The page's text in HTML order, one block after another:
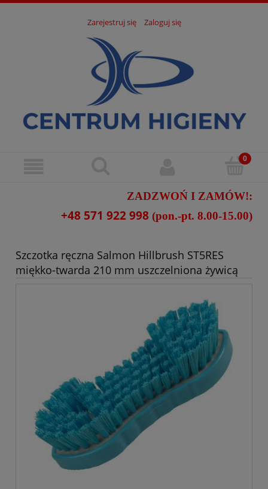
Zarejestruj się Zaloguj się
ZADZWOŃ I ZAMÓW!:
+48 571 922 998 (pon.-pt. 8.00-15.00)
Szczotka ręczna Salmon Hillbrush ST5RES
miękko-twarda 210 mm uszczelniona żywicą